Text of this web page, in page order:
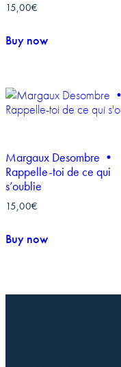
15,00€
Buy now
Margaux Desombre •
Rappelle-toi de ce qui
s’oublie
15,00€
Buy now